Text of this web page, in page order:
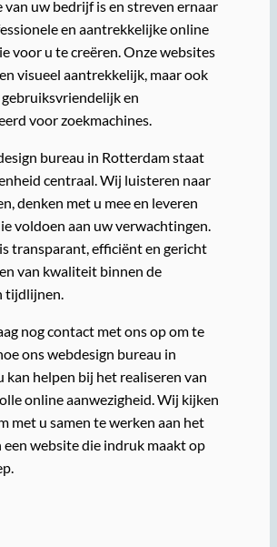
uw bedrijf is en streven ernaar
en aantrekkelijke online
voor u te creëren. Onze websites
visueel aantrekkelijk, maar ook
en
voor zoekmachines.
bureau in Rotterdam staat
centraal. Wij luisteren naar
denken met u mee en leveren
voldoen aan uw verwachtingen.
transparant, efficiënt en gericht
van kwaliteit binnen de
tijdlijnen.
nog contact met ons op om te
ons webdesign bureau in
kan helpen bij het realiseren van
online aanwezigheid. Wij kijken
met u samen te werken aan het
een website die indruk maakt op